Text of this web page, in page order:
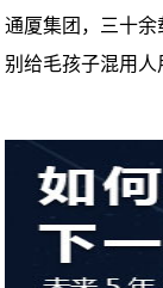
通厦集团，三十
别给毛孩子混用